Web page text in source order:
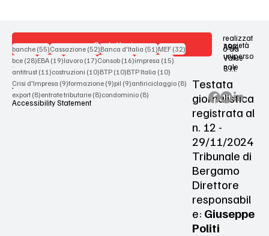
Contattaci
Terms & Conditions
Privacy Policy
Accessibility Statement
realizzat
o da
società
uniperso
nale
ARX
Value
S.r.l.
Testata
giornalistica
registrata al
n. 12 -
29/11/2024
Tribunale di
Bergamo
Direttore
responsabil
e: Giuseppe
Politi
banche (55)55 post
Cassazione (52)52 post
Banca d'Italia (51)51 post
MEF (32)32 post
bce (28)28 post
EBA (19)19 post
lavoro (17)17 post
Consob (16)16 post
impresa (15)15 post
antitrust (11)11 post
costruzioni (10)10 post
BTP (10)10 post
BTP Italia (10)10 post
Crisi d'Impresa (9)9 post
formazione (9)9 post
pil (9)9 post
antiriciclaggio (8)8 post
export (8)8 post
entrate tributarie (8)8 post
condominio (8)8 post